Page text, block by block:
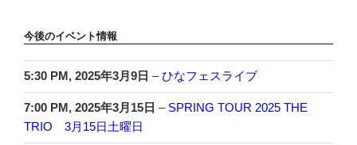
今後のイベント情報
5:30 PM, 2025年3月9日 –ひなフェスライブ
7:00 PM, 2025年3月15日 – SPRING TOUR 2025 THE
TRIO 3月15日土曜日